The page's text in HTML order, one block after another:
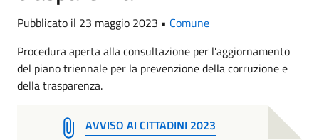
Pubblicato il 23 maggio 2023 • Comune
Procedura aperta alla consultazione per l'aggiornamento
del piano triennale per la prevenzione della corruzione e
della trasparenza.
AVVISO AI CITTADINI 2023